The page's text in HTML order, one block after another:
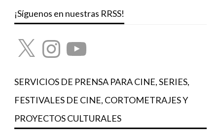
¡Síguenos en nuestras RRSS!
X InstagramYouTube
SERVICIOS DE PRENSA PARA CINE, SERIES,
FESTIVALES DE CINE, CORTOMETRAJES Y
PROYECTOS CULTURALES